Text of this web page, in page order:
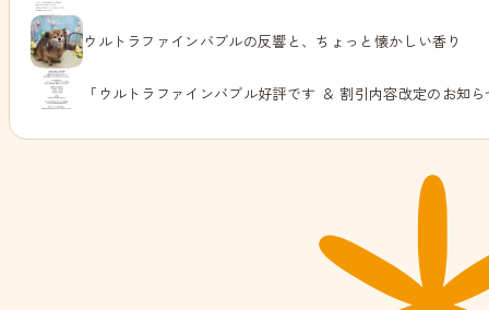
ウルトラファインバブルの反響と、ちょっと懐かしい香り
「ウルトラファインバブル好評です ＆ 割引内容改定のお知